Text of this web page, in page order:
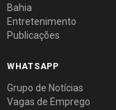
Bahia
Entretenimento
Publicações
WHATSAPP
Grupo de Notícias
Vagas de Emprego